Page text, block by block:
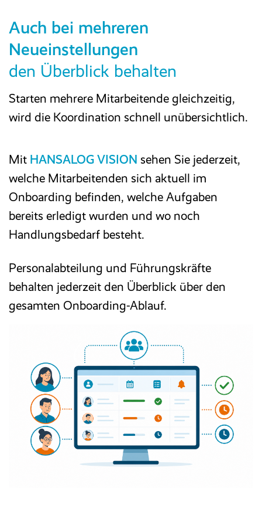
Auch bei mehreren
Neueinstellungen
den Überblick behalten
Starten mehrere Mitarbeitende gleichzeitig,
wird die Koordination schnell unübersichtlich.
Mit HANSALOG VISION sehen Sie jederzeit,
welche Mitarbeitenden sich aktuell im
Onboarding befinden, welche Aufgaben
bereits erledigt wurden und wo noch
Handlungsbedarf besteht.
Personalabteilung und Führungskräfte
behalten jederzeit den Überblick über den
gesamten Onboarding-Ablauf.